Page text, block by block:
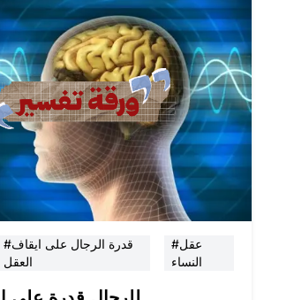
#قدرة الرجال على ايقاف
العقل
#عقل
النساء